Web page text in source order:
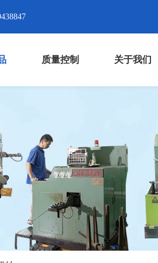
质量控制 关于我们